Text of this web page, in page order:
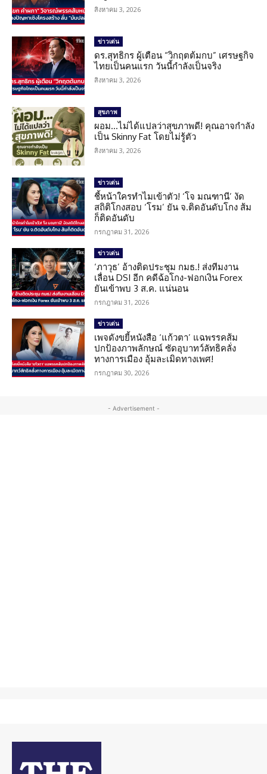
สิงหาคม 3, 2026
ข่าวเด่น
ดร.สุทธิกร ผู้เตือน “วิกฤตต้มกบ” เศรษฐกิจ
ไทยเป็นคนแรก วันนี้กำลังเป็นจริง
สิงหาคม 3, 2026
สุขภาพ
ผอม…ไม่ได้แปลว่าสุขภาพดี! คุณอาจกำลัง
เป็น Skinny Fat โดยไม่รู้ตัว
สิงหาคม 3, 2026
ข่าวเด่น
ชี้หน้าใครทำไมเข้าตัว! ‘โจ มณฑานี’ งัด
สถิติโกงสอบ ‘โรม’ ยัน จ.ติดอันดับโกง ส้ม
ก็ติดอันดับ
กรกฎาคม 31, 2026
ข่าวเด่น
‘ภาวุธ’ อ้างติดประชุม กมธ.! ส่งทีมงาน
เลื่อน DSI อีก คดีฉ้อโกง-ฟอกเงิน Forex
ยันเข้าพบ 3 ส.ค. แน่นอน
กรกฎาคม 31, 2026
ข่าวเด่น
เพจดังขยี้หนังสือ ‘แก้วตา’ แฉพรรคส้ม
ปกป้องภาพลักษณ์ ซัดอุบาทว์ลัทธิคลั่ง
ทางการเมือง อุ้มละเมิดทางเพศ!
กรกฎาคม 30, 2026
- Advertisement -